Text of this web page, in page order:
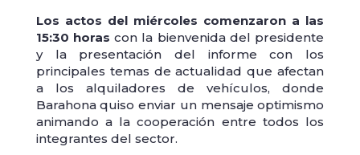
Los actos del miércoles comenzaron a las
15:30 horas con la bienvenida del presidente
y la presentación del informe con los
principales temas de actualidad que afectan
a los alquiladores de vehículos, donde
Barahona quiso enviar un mensaje optimismo
animando a la cooperación entre todos los
integrantes del sector.